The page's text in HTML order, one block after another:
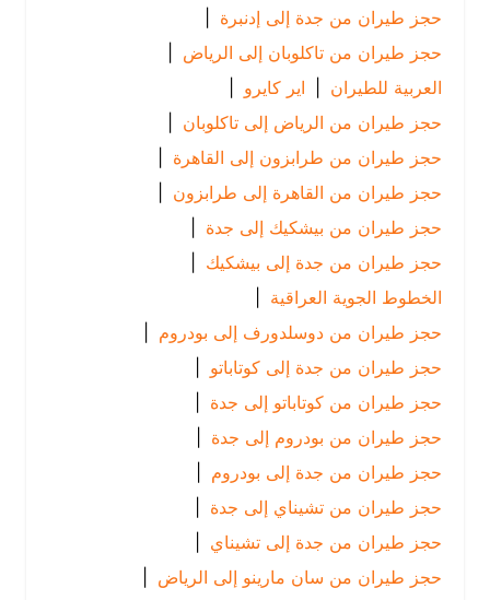
حجز طيران من جدة إلى إدنبرة |
حجز طيران من تاكلوبان إلى الرياض
|
العربية للطيران | اير كايرو
|
حجز طيران من الرياض إلى تاكلوبان |
حجز طيران من طرابزون إلى القاهرة |
حجز طيران من القاهرة إلى طرابزون |
حجز طيران من بيشكيك إلى جدة
حجز طيران من جدة إلى بيشكيك |
الخطوط الجوية العراقية
حجز طيران من دوسلدورف إلى بودروم |
حجز طيران من جدة إلى كوتاباتو |
حجز طيران من كوتاباتو إلى جدة
حجز طيران من بودروم إلى جدة
حجز طيران من جدة إلى بودروم |
حجز طيران من تشيناي إلى جدة
حجز طيران من جدة إلى تشيناي |
حجز طيران من سان مارينو إلى الرياض
|